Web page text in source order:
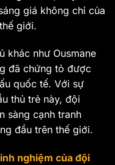
giá không chỉ của
giới.
khác như Ousmane
đã chứng tỏ được
quốc tế. Với sự
thủ trẻ này, đội
sàng cạnh tranh
đầu trên thế giới.
nghiệm của đội